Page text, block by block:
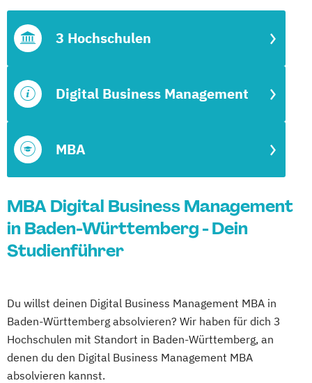
MBA
Digital Business Management
3 Hochschulen
MBA Digital Business Management
in Baden-Württemberg - Dein
Studienführer
Du willst deinen Digital Business Management MBA in
Baden-Württemberg absolvieren? Wir haben für dich 3
Hochschulen mit Standort in Baden-Württemberg, an
denen du den Digital Business Management MBA
absolvieren kannst.